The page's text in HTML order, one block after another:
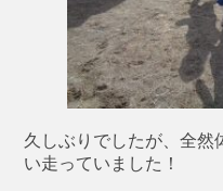
久しぶりでしたが、全然
い走っていました！